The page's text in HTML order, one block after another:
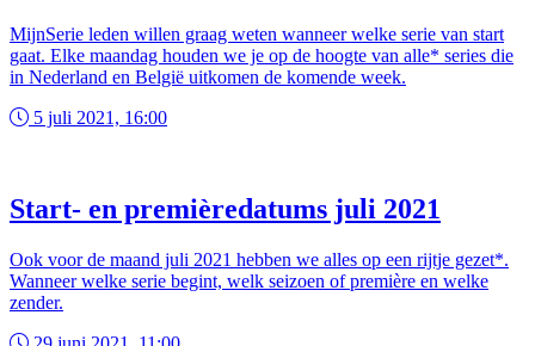
MijnSerie leden willen graag weten wanneer welke serie van start
gaat. Elke maandag houden we je op de hoogte van alle* series die
in Nederland en België uitkomen de komende week.
5 juli 2021, 16:00
Start- en premièredatums juli 2021
Ook voor de maand juli 2021 hebben we alles op een rijtje gezet*.
Wanneer welke serie begint, welk seizoen of première en welke
zender.